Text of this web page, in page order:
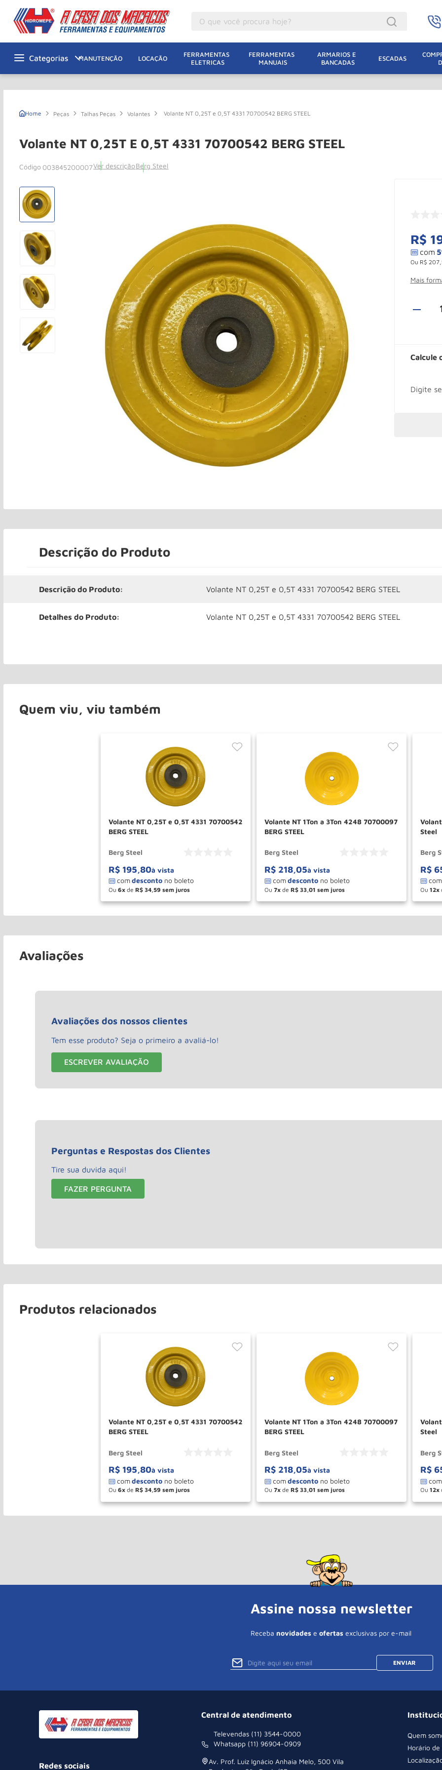
MANUTENÇÃO LOCAÇÃO
FERRAMENTAS
ELETRICAS
FERRAMENTAS
MANUAIS
ARMARIOS E
BANCADAS
ESCADAS
Peças Talhas Peças Volantes Volante NT 0,25T e 0,5T 4331 70700542 BERG STEEL
Volante NT 0,25T E 0,5T 4331 70700542 BERG STEEL
003845200007Ver descriçãoBerg Steel
R$
Ou R$ 207,
Mais
Calcule
Descrição do Produto
Descrição do Produto: Volante NT 0,25T e 0,5T 4331 70700542 BERG STEEL
Detalhes do Produto: Volante NT 0,25T e 0,5T 4331 70700542 BERG STEEL
Quem viu, viu também
Volante NT 0,25T e 0,5T 4331 70700542
BERG STEEL
Berg Steel
R$ 195,80à vista
Ou 6 de R$ 34 59
＋
－ COMPRAR
Volante NT 1Ton a 3Ton 4248 70700097
BERG STEEL
Berg Steel
R$ 218,05à vista
Ou 7 de R$ 33 01
＋
－ COMPRAR
Steel
Berg
R$
Ou 12
－
Avaliações
Avaliações dos nossos clientes
Tem esse produto? Seja o primeiro a avaliá-lo!
ESCREVER AVALIAÇÃO
Perguntas e Respostas dos Clientes
Tire sua duvida aqui!
FAZER PERGUNTA
Produtos relacionados
Volante NT 0,25T e 0,5T 4331 70700542
BERG STEEL
Berg Steel
R$ 195,80à vista
Ou 6 de R$ 34,59
＋
－ COMPRAR
Volante NT 1Ton a 3Ton 4248 70700097
BERG STEEL
Berg Steel
R$ 218,05à vista
Ou 7 de R$ 33,01
＋
－ COMPRAR
Steel
Berg
R$
Ou 12
－
Assine nossa newsletter
Receba novidades e ofertas exclusivas por e-mail
ENVIAR
Redes sociais
Central de atendimento
Televendas (11) 3544-0000
Whatsapp (11) 96904-0909
Av. Prof. Luiz Ignácio Anhaia Melo, 500 Vila
Quem
Horário
1º Macacos
º Talha Eletrica